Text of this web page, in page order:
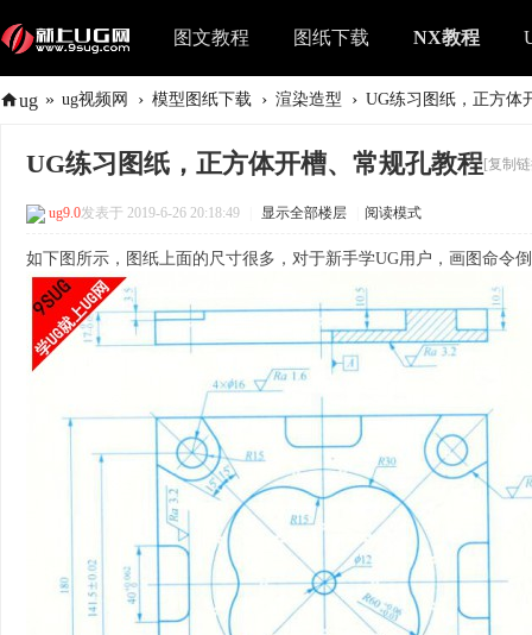
图文教程 图纸下载 NX教程
ug » ug视频网 › 模型图纸下载 › 渲染造型 › UG练习图纸，正方体
UG练习图纸，正方体开槽、常规孔教程[复制
ug9.0发表于 2019-6-26 20:18:49 显示全部楼层 阅读模式
如下图所示，图纸上面的尺寸很多，对于新手学UG用户，画图命令